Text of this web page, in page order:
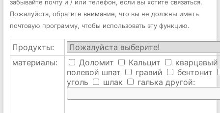
забывайте почту и / или телефон, если вы хотите связаться.
Пожалуйста, обратите внимание, что вы не должны иметь
почтовую программу, чтобы использовать эту функцию.
Продукты:
материалы:
Доломит Кальцит
кварцевый
полевой шпат
гравий
бентонит
уголь
шлак галька другой: